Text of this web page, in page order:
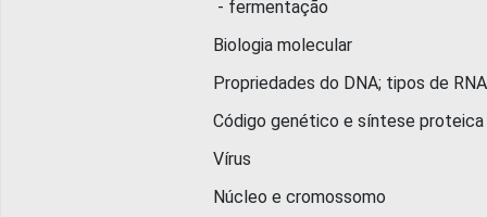
- fermentação
Biologia molecular
Propriedades do DNA; tipos de RNA
Código genético e síntese proteica
Vírus
Núcleo e cromossomo